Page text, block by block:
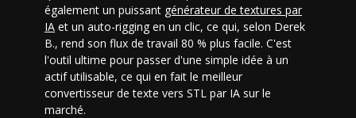
également un puissant générateur de textures par
IA et un auto-rigging en un clic, ce qui, selon Derek
B., rend son flux de travail 80 % plus facile. C'est
l'outil ultime pour passer d'une simple idée à un
actif utilisable, ce qui en fait le meilleur
convertisseur de texte vers STL par IA sur le
marché.